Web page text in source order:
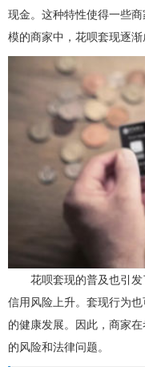
现金。这种特性使得一些
模的商家中，花呗套现逐渐
花呗套现的普及也引
信用风险上升。套现行为
的健康发展。因此，商家
的风险和法律问题。